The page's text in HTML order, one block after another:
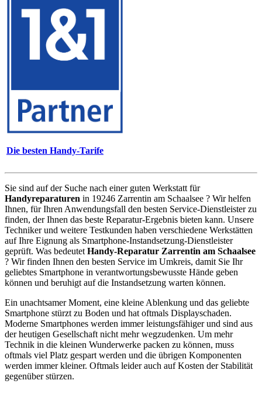
Die besten Handy-Tarife
Sie sind auf der Suche nach einer guten Werkstatt für
Handyreparaturen in 19246 Zarrentin am Schaalsee ? Wir helfen
Ihnen, für Ihren Anwendungsfall den besten Service-Dienstleister zu
finden, der Ihnen das beste Reparatur-Ergebnis bieten kann. Unsere
Techniker und weitere Testkunden haben verschiedene Werkstätten
auf Ihre Eignung als Smartphone-Instandsetzung-Dienstleister
geprüft. Was bedeutet Handy-Reparatur Zarrentin am Schaalsee
? Wir finden Ihnen den besten Service im Umkreis, damit Sie Ihr
geliebtes Smartphone in verantwortungsbewusste Hände geben
können und beruhigt auf die Instandsetzung warten können.
Ein unachtsamer Moment, eine kleine Ablenkung und das geliebte
Smartphone stürzt zu Boden und hat oftmals Displayschaden.
Moderne Smartphones werden immer leistungsfähiger und sind aus
der heutigen Gesellschaft nicht mehr wegzudenken. Um mehr
Technik in die kleinen Wunderwerke packen zu können, muss
oftmals viel Platz gespart werden und die übrigen Komponenten
werden immer kleiner. Oftmals leider auch auf Kosten der Stabilität
gegenüber stürzen.